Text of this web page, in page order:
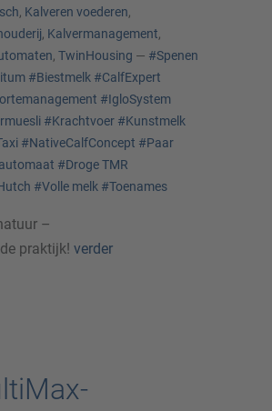
, Kalveren voederen,
, Kalvermanagement,
, TwinHousing — #Spenen
#Biestmelk #CalfExpert
#IgloSystem
#Krachtvoer #Kunstmelk
#NativeCalfConcept #Paar
#Droge TMR
#Volle melk #Toenames
–
praktijk! verder